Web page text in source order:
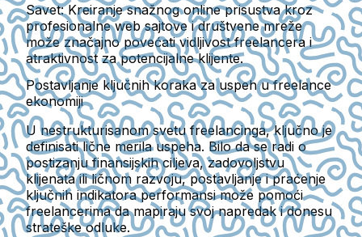
Savet:Kreiranje snažnog online prisustva kroz
profesionalne web sajtove i društvene mreže
može značajno povećati vidljivost freelancera i
atraktivnost za potencijalne klijente.
Postavljanje ključnih koraka za uspeh u freelance
ekonomiji
U nestrukturisanom svetu freelancinga, ključno je
definisati lične merila uspeha. Bilo da se radi o
postizanju finansijskih ciljeva, zadovoljstvu
klijenata ili ličnom razvoju, postavljanje i praćenje
ključnih indikatora performansi može pomoći
freelancerima da mapiraju svoj napredak i donesu
strateške odluke.